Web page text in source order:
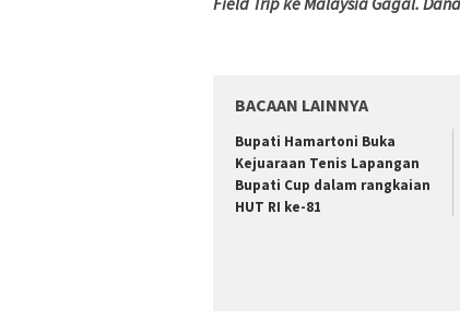
BACAAN LAINNYA
Bupati Hamartoni Buka
Kejuaraan Tenis Lapangan
Bupati Cup dalam rangkaian
HUT RI ke-81